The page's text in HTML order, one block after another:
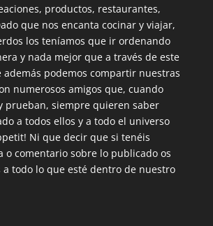
productos, restaurantes,
que nos encanta cocinar y viajar,
los teníamos que ir ordenando
y nada mejor que a través de este
además podemos compartir nuestras
numerosos amigos que, cuando
prueban, siempre quieren saber
a todos ellos y a todo el universo
Ni que decir que si tenéis
o comentario sobre lo publicado os
a todo lo que esté dentro de nuestro